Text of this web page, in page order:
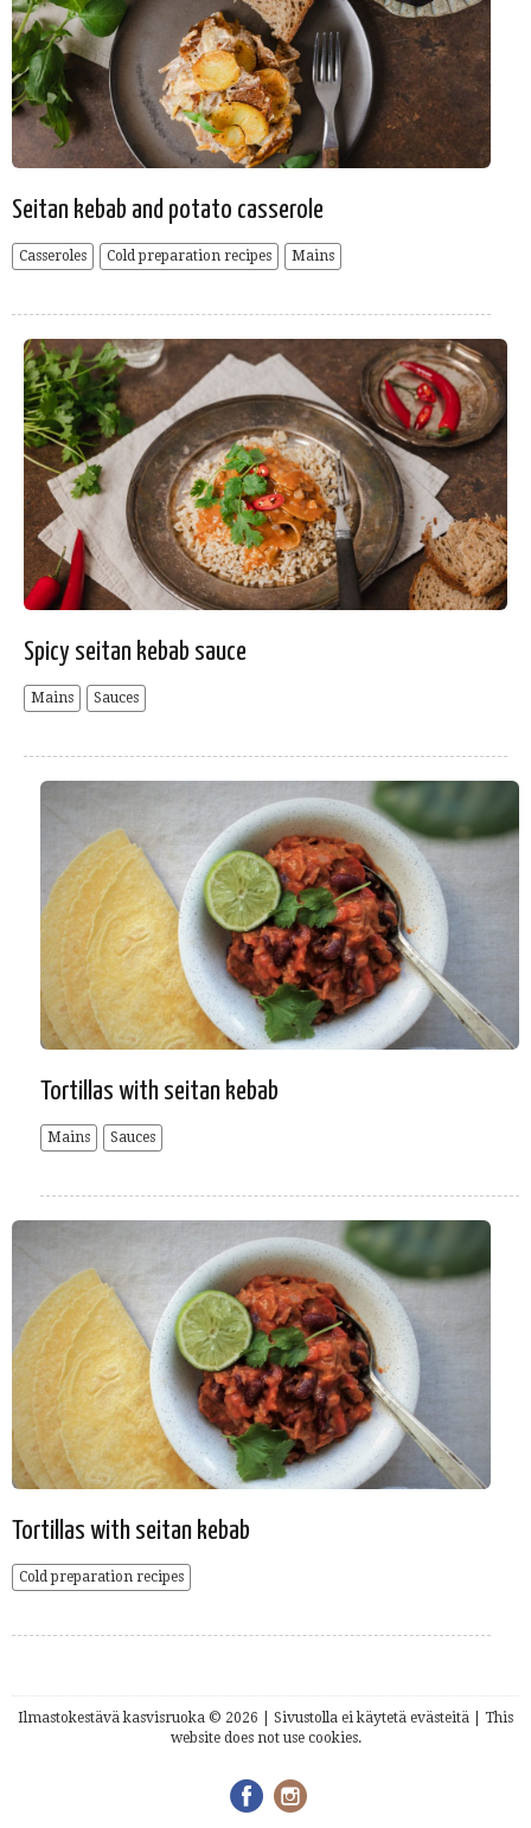
Seitan kebab and potato casserole
Casseroles Cold preparation recipes Mains
Spicy seitan kebab sauce
Mains Sauces
Tortillas with seitan kebab
Mains Sauces
Tortillas with seitan kebab
Cold preparation recipes
Ilmastokestävä kasvisruoka © 2026 | Sivustolla ei käytetä evästeitä | This
website does not use cookies.